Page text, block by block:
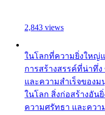
2,843 views
ในโลกที่ความยิ่งใหญ่
การสร้างสรรค์ที่น่าทึ่
และความสำเร็จของ
ในโลก สิ่งก่อสร้างอัน
ความศรัทธา และคว